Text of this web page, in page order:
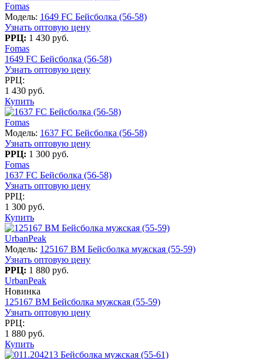
Fomas
Модель: 1649 FC Бейсболка (56-58)
Узнать оптовую цену
РРЦ: 1 430 руб.
Fomas
1649 FC Бейсболка (56-58)
Узнать оптовую цену
РРЦ:
1 430 руб.
Купить
Fomas
Модель: 1637 FC Бейсболка (56-58)
Узнать оптовую цену
РРЦ: 1 300 руб.
Fomas
1637 FC Бейсболка (56-58)
Узнать оптовую цену
РРЦ:
1 300 руб.
Купить
UrbanPeak
Модель: 125167 BM Бейсболка мужская (55-59)
Узнать оптовую цену
РРЦ: 1 880 руб.
UrbanPeak
Новинка
125167 BM Бейсболка мужская (55-59)
Узнать оптовую цену
РРЦ:
1 880 руб.
Купить